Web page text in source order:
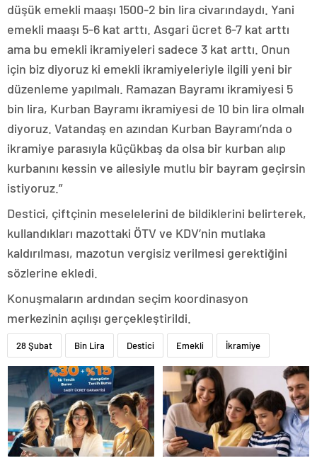
düşük emekli maaşı 1500-2 bin lira civarındaydı. Yani
emekli maaşı 5-6 kat arttı. Asgari ücret 6-7 kat arttı
ama bu emekli ikramiyeleri sadece 3 kat arttı. Onun
için biz diyoruz ki emekli ikramiyeleriyle ilgili yeni bir
düzenleme yapılmalı. Ramazan Bayramı ikramiyesi 5
bin lira, Kurban Bayramı ikramiyesi de 10 bin lira olmalı
diyoruz. Vatandaş en azından Kurban Bayramı’nda o
ikramiye parasıyla küçükbaş da olsa bir kurban alıp
kurbanını kessin ve ailesiyle mutlu bir bayram geçirsin
istiyoruz.”
Destici, çiftçinin meselelerini de bildiklerini belirterek,
kullandıkları mazottaki ÖTV ve KDV’nin mutlaka
kaldırılması, mazotun vergisiz verilmesi gerektiğini
sözlerine ekledi.
Konuşmaların ardından seçim koordinasyon
merkezinin açılışı gerçekleştirildi.
28 Şubat Bin Lira Destici Emekli İkramiye